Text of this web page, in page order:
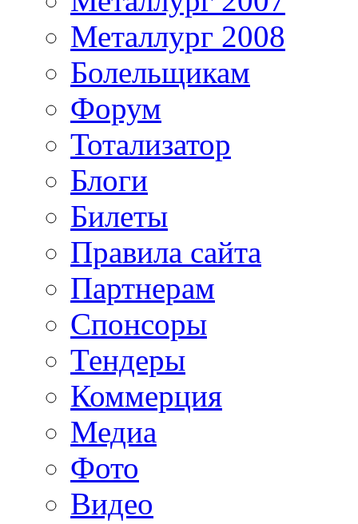
Металлург 2008
Болельщикам
Форум
Тотализатор
Блоги
Билеты
Правила сайта
Партнерам
Спонсоры
Тендеры
Коммерция
Медиа
Фото
Видео